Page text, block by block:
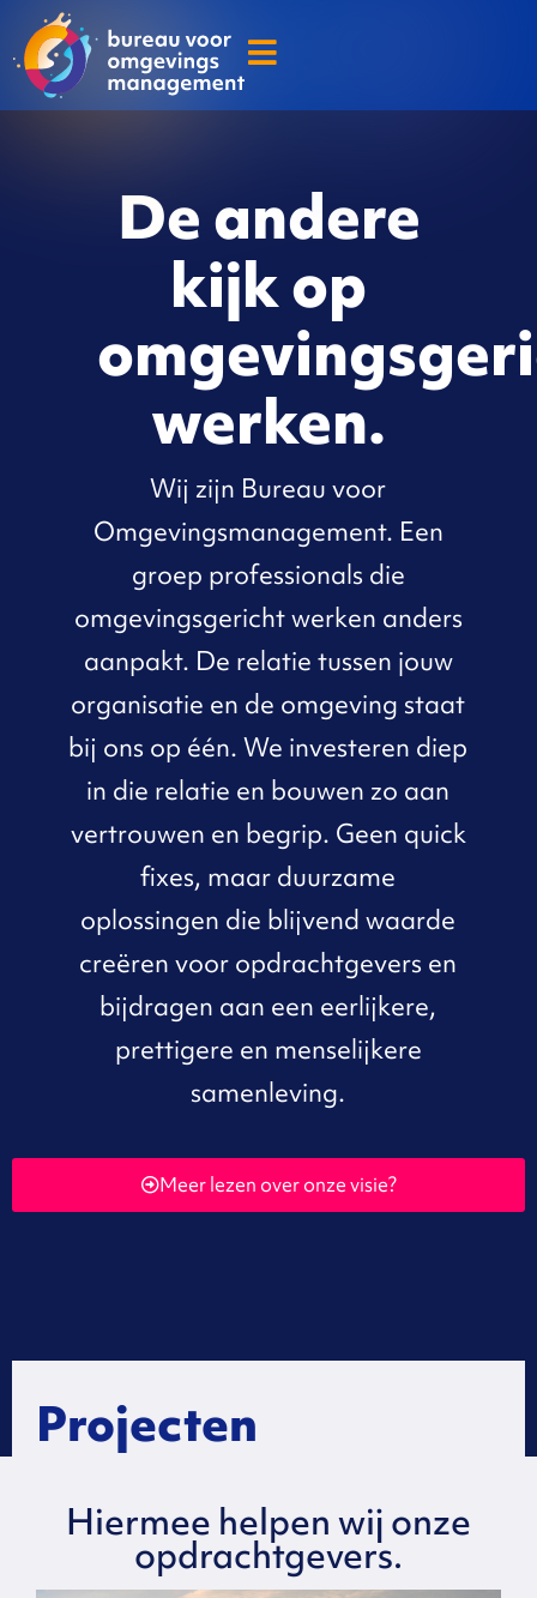
De andere
kijk op
werken.
Wij zijn Bureau voor
Omgevingsmanagement. Een
groep professionals die
omgevingsgericht werken anders
aanpakt. De relatie tussen jouw
organisatie en de omgeving staat
bij ons op één. We investeren diep
in die relatie en bouwen zo aan
vertrouwen en begrip. Geen quick
fixes, maar duurzame
oplossingen die blijvend waarde
creëren voor opdrachtgevers en
bijdragen aan een eerlijkere,
prettigere en menselijkere
samenleving.
Meer lezen over onze visie?
Projecten
Hiermee helpen wij onze
opdrachtgevers.